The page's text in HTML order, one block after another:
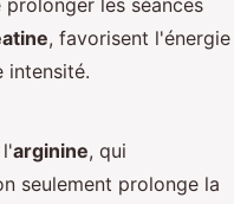
les séances
, favorisent l'énergie
intensité.
arginine, qui
seulement prolonge la